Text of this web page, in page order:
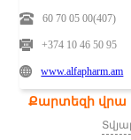
60 70 05 00(407)
+374 10 46 50 95
www.alfapharm.am
Քարտեզի վրա